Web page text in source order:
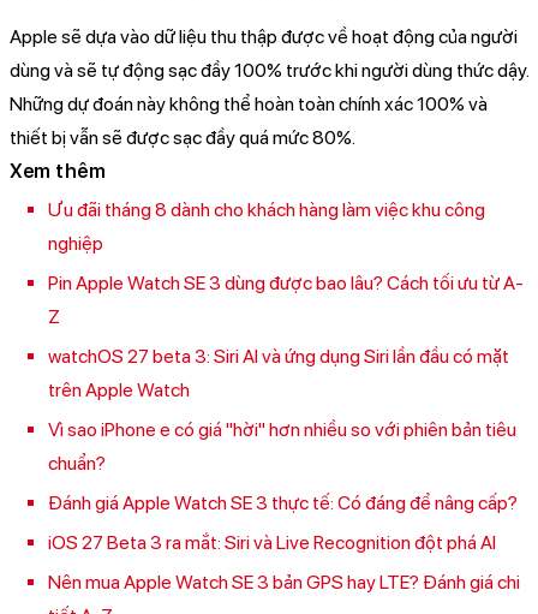
Apple sẽ dựa vào dữ liệu thu thập được về hoạt động của người
dùng và sẽ tự động sạc đầy 100% trước khi người dùng thức dậy.
Những dự đoán này không thể hoàn toàn chính xác 100% và
thiết bị vẫn sẽ được sạc đầy quá mức 80%.
Xem thêm
Ưu đãi tháng 8 dành cho khách hàng làm việc khu công
nghiệp
Pin Apple Watch SE 3 dùng được bao lâu? Cách tối ưu từ A-
Z
watchOS 27 beta 3: Siri AI và ứng dụng Siri lần đầu có mặt
trên Apple Watch
Vì sao iPhone e có giá "hời" hơn nhiều so với phiên bản tiêu
chuẩn?
Đánh giá Apple Watch SE 3 thực tế: Có đáng để nâng cấp?
iOS 27 Beta 3 ra mắt: Siri và Live Recognition đột phá AI
Nên mua Apple Watch SE 3 bản GPS hay LTE? Đánh giá chi